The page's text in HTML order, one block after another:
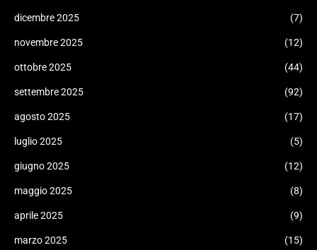
dicembre 2025 (7)
novembre 2025 (12)
ottobre 2025 (44)
settembre 2025 (92)
agosto 2025 (17)
luglio 2025 (5)
giugno 2025 (12)
maggio 2025 (8)
aprile 2025 (9)
marzo 2025 (15)